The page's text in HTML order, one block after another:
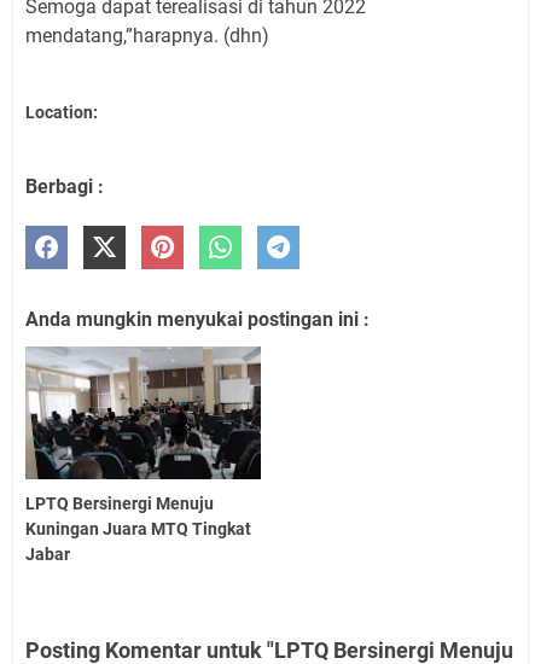
Semoga dapat terealisasi di tahun 2022
mendatang,”harapnya. (dhn)
Location:
Berbagi :
Anda mungkin menyukai postingan ini :
LPTQ Bersinergi Menuju
Kuningan Juara MTQ Tingkat
Jabar
Posting Komentar untuk "LPTQ Bersinergi Menuju